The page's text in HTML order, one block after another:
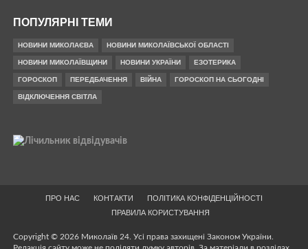
ПОПУЛЯРНІ ТЕМИ
НОВИНИ МИКОЛАЄВА НОВИНИ МИКОЛАЇВСЬКОЇ ОБЛАСТІ
НОВИНИ МИКОЛАЇВЩИНИ НОВИНИ УКРАЇНИ ЕЗОТЕРИКА
ГОРОСКОП ПЕРЕДБАЧЕННЯ ВІЙНА ГОРОСКОП НА СЬОГОДНІ
ВІДКЛЮЧЕННЯ СВІТЛА
ПРО НАС КОНТАКТИ
ПОЛІТИКА КОНФІДЕНЦІЙНОСТІ
ПРАВИЛА КОРИСТУВАННЯ
Copyright © 2026 Миколаїв 24. Усі права захищені Законом України.